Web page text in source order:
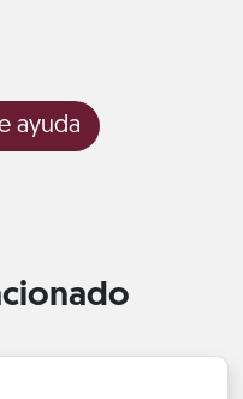
ayuda